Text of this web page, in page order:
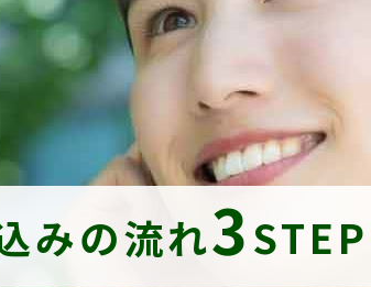
みの流れ3